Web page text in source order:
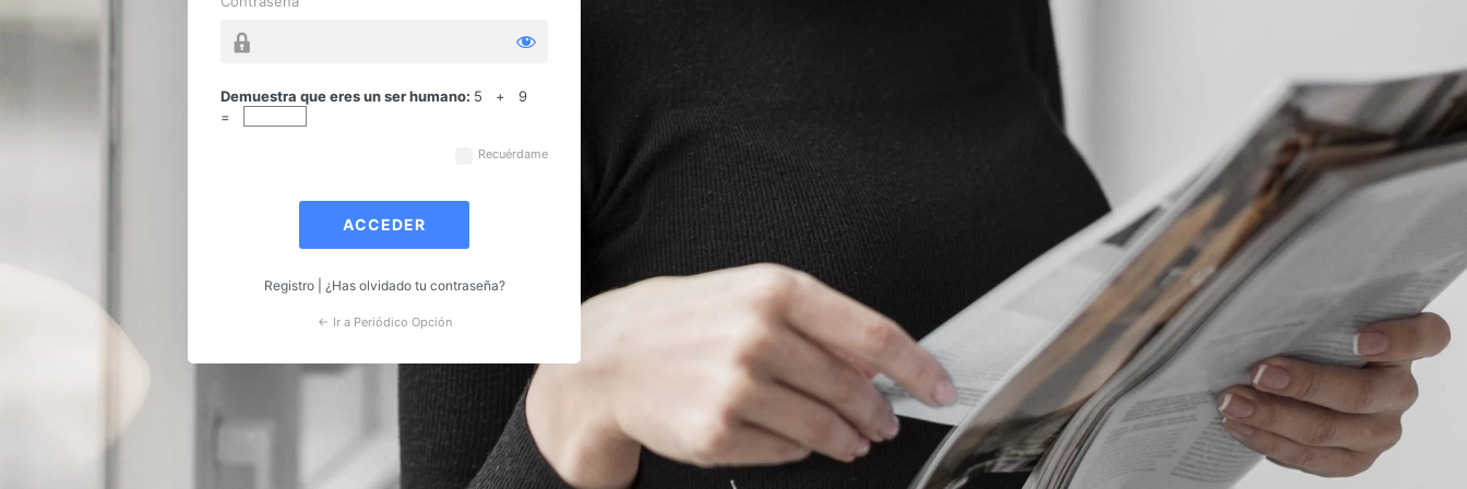
Acceder
Demuestra que eres un ser humano: 5 + 9
=
Recuérdame
Registro| ¿Has olvidado tu contraseña?
← Ir a Periódico Opción